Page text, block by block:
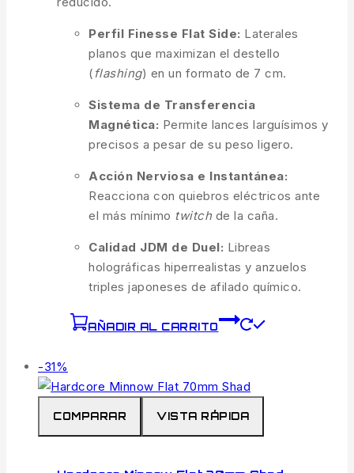
Perfil Finesse Flat Side: Laterales
planos que maximizan el destello
( flashing) en un formato de 7 cm.
Sistema de Transferencia
Magnética: Permite lances larguísimos y
precisos a pesar de su peso ligero.
Acción Nerviosa e Instantánea:
Reacciona con quiebros eléctricos ante
el más mínimo twitch de la caña.
Calidad JDM de Duel: Libreas
holográficas hiperrealistas y anzuelos
triples japoneses de afilado químico.
AÑADIR AL CARRITO
-31%
de
de
COMPARAR VISTA RÁPIDA